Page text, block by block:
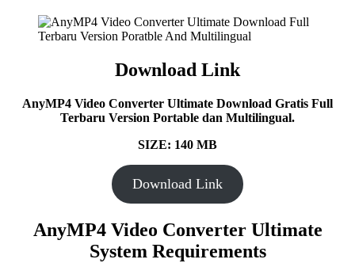
Download Link
AnyMP4 Video Converter Ultimate Download Gratis Full
Terbaru Version Portable dan Multilingual.
SIZE: 140 MB
Download Link
AnyMP4 Video Converter Ultimate
System Requirements